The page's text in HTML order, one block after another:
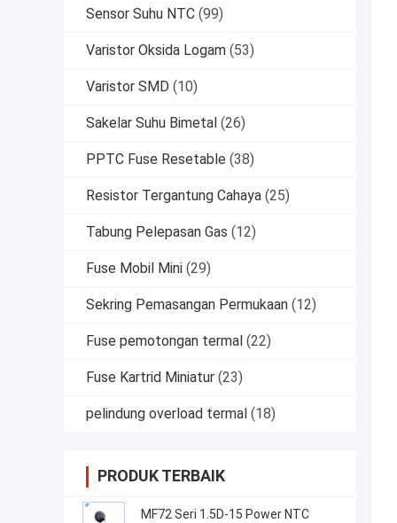
Sensor Suhu NTC (99)
Varistor Oksida Logam (53)
Varistor SMD (10)
Sakelar Suhu Bimetal (26)
PPTC Fuse Resetable (38)
Resistor Tergantung Cahaya (25)
Tabung Pelepasan Gas (12)
Fuse Mobil Mini (29)
Sekring Pemasangan Permukaan (12)
Fuse pemotongan termal (22)
Fuse Kartrid Miniatur (23)
pelindung overload termal (18)
PRODUK TERBAIK
MF72 Seri 1.5D-15 Power NTC